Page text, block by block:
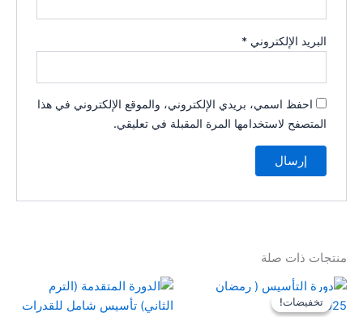
البريد الإلكتروني*
احفظ اسمي، بريدي الإلكتروني، والموقع الإلكتروني في هذا
المتصفح لاستخدامها المرة المقبلة في تعليقي.
منتجات ذات صلة
تخفيضات!
تخفيضات!الأصلي
هو:
السعر
الحالي